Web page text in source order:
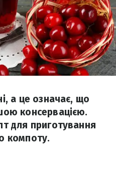
а це означає, що
консервацією.
для приготування
компоту.